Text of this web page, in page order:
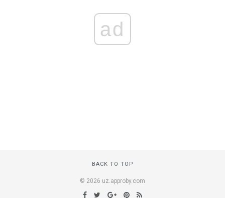
ad
BACK TO TOP
© 2026 uz.approby.com